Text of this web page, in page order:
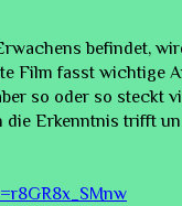
befindet,
Film fasst wichtige
so oder so steckt
die Erkenntnis trifft